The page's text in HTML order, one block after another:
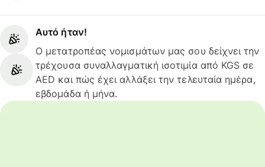
Αυτό ήταν!
Ο μετατροπέας νομισμάτων μας σου δείχνει την
τρέχουσα συναλλαγματική ισοτιμία από KGS σε
AED και πώς έχει αλλάξει την τελευταία ημέρα,
εβδομάδα ή μήνα.